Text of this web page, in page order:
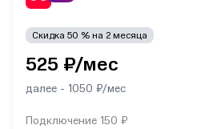
Скидка 50 % на 2месяца
525 ₽/мес
далее - 1050 ₽/мес
Подключение 150 ₽